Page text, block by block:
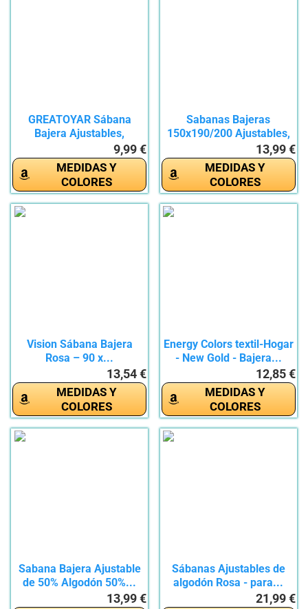
GREATOYAR Sábana
Bajera Ajustables,
9,99 €
MEDIDAS Y
COLORES
Sabanas Bajeras
150x190/200 Ajustables,
13,99 €
MEDIDAS Y
COLORES
Vision Sábana Bajera
Rosa – 90 x...
13,54 €
MEDIDAS Y
COLORES
Energy Colors textil-Hogar
- New Gold - Bajera...
12,85 €
MEDIDAS Y
COLORES
Sabana Bajera Ajustable
de 50% Algodón 50%...
13,99 €
Sábanas Ajustables de
algodón Rosa - para...
21,99 €